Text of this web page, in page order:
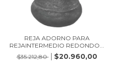
REJA ADORNO PARA
REJAINTERMEDIO REDONDO...
$35.212,80
$20.960,00